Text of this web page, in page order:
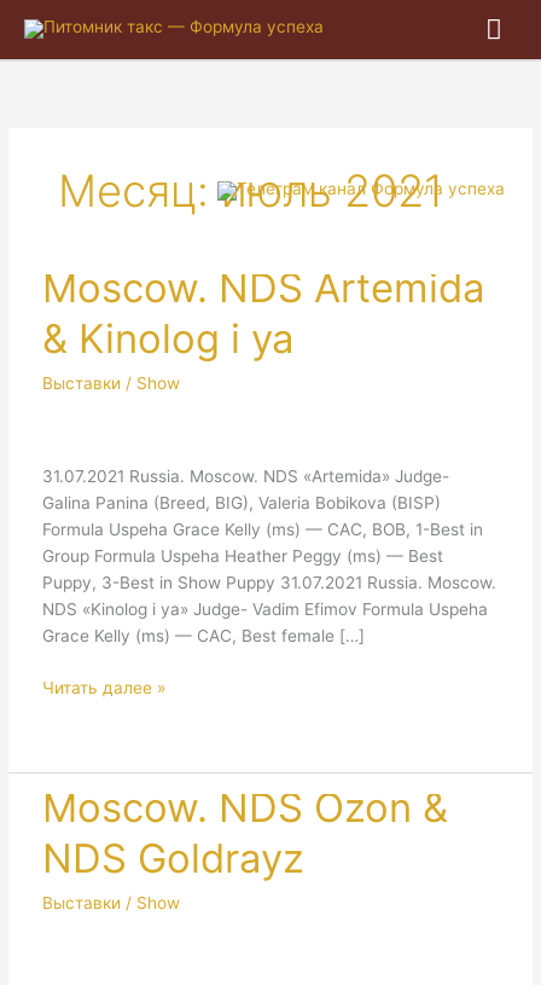
Месяц:июль 2021
Moscow. NDS Artemida
& Kinolog i ya
Выставки / Show
31.07.2021 Russia. Moscow. NDS «Artemida» Judge-
Galina Panina (Breed, BIG), Valeria Bobikova (BISP)
Formula Uspeha Grace Kelly (ms) — CAC, BOB, 1-Best in
Group Formula Uspeha Heather Peggy (ms) — Best
Puppy, 3-Best in Show Puppy 31.07.2021 Russia. Moscow.
NDS «Kinolog i ya» Judge- Vadim Efimov Formula Uspeha
Grace Kelly (ms) — CAC, Best female […]
Moscow.
Kinolog
ya
Читать далее »
Moscow. NDS Ozon &
NDS Goldrayz
Выставки / Show